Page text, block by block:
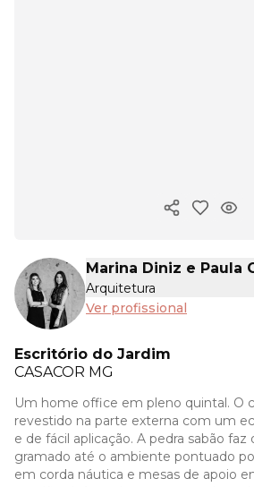
Copiar link
Marina Diniz e Paula
Arquitetura
Ver profissional
Escritório do Jardim
CASACOR MG
Um home office em pleno quintal. O
revestido na parte externa com um
e de fácil aplicação. A pedra sabão
gramado até o ambiente pontuado
em corda náutica e mesas de apoio